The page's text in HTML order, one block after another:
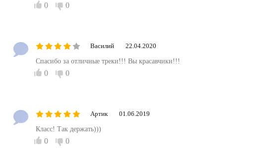
0 0
Василий 22.04.2020
Спасибо за отличные треки!!! Вы красавчики!!!
0 0
Артик 01.06.2019
Класс! Так держать)))
0 0